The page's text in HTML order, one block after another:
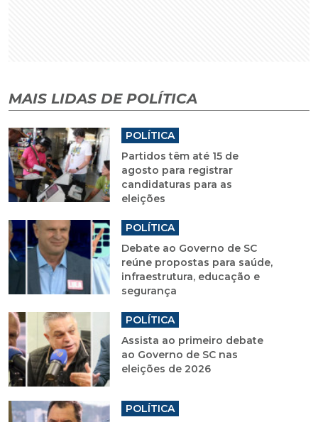
MAIS LIDAS DE POLÍTICA
POLÍTICA
Partidos têm até 15 de
agosto para registrar
candidaturas para as
eleições
POLÍTICA
Debate ao Governo de SC
reúne propostas para saúde,
infraestrutura, educação e
segurança
POLÍTICA
Assista ao primeiro debate
ao Governo de SC nas
eleições de 2026
POLÍTICA